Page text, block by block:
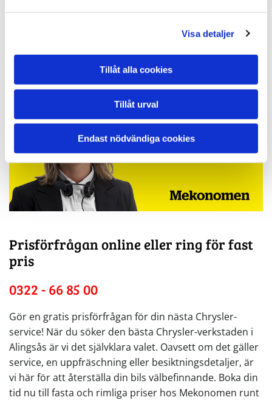
Visa detaljer
Tillåt alla cookies
Tillåt urval
Endast nödvändiga cookies
Prisförfrågan online eller ring för fast
pris
0322 - 66 85 00
Gör en gratis prisförfrågan för din nästa Chrysler-
service! När du söker den bästa Chrysler-verkstaden i
Alingsås är vi det självklara valet. Oavsett om det gäller
service, en uppfräschning eller besiktningsdetaljer, är
vi här för att återställa din bils välbefinnande. Boka din
tid nu till fasta och rimliga priser hos Mekonomen runt